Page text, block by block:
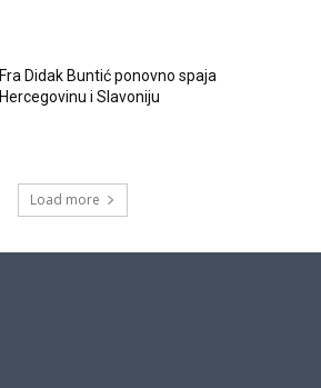
Fra Didak Buntić ponovno spaja
Hercegovinu i Slavoniju
Load more